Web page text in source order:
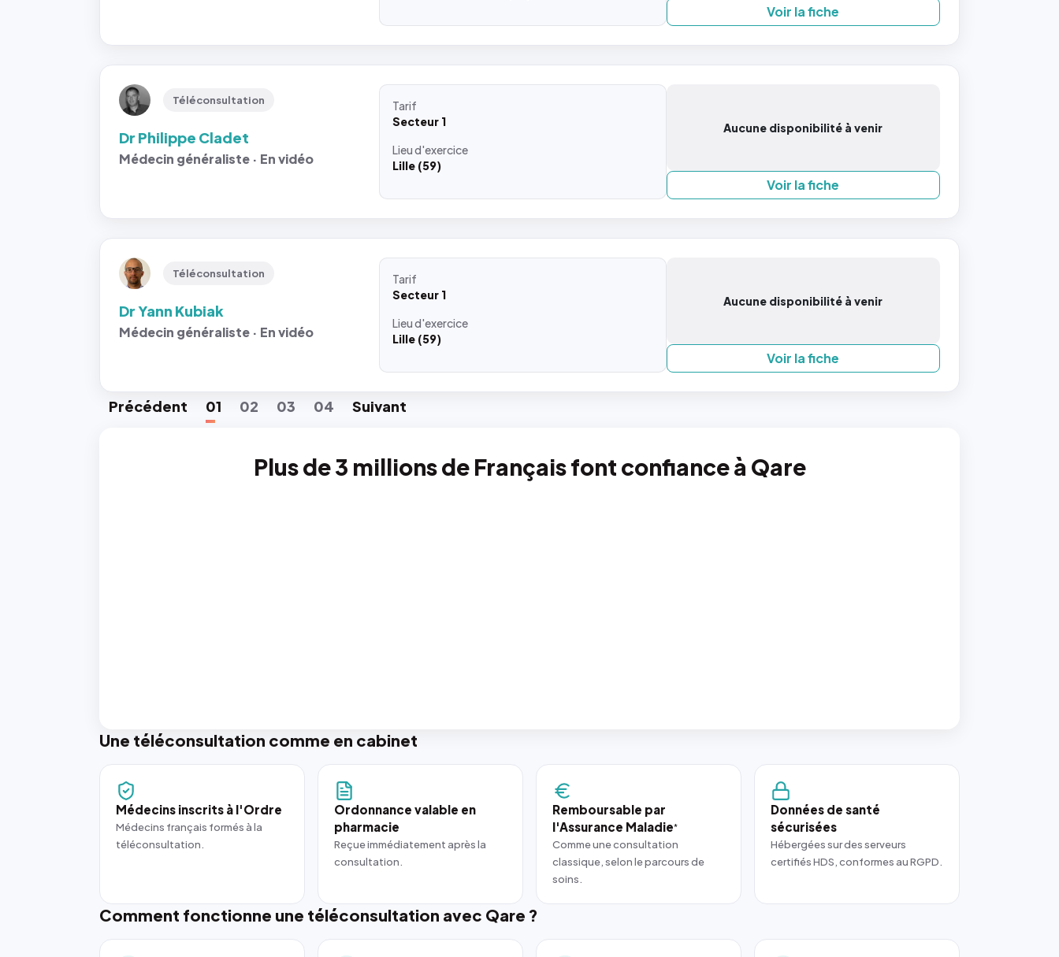
Voir la fiche
Téléconsultation
Dr Philippe Cladet
Médecin généraliste · En vidéo
Tarif
Secteur 1
Lieud'exercice
Lille (59)
Aucune disponibilité à venir
Voir la fiche
Téléconsultation
Dr Yann Kubiak
Médecin généraliste · En vidéo
Tarif
Secteur 1
Lieud'exercice
Lille (59)
Aucune disponibilité à venir
Voir la fiche
Précédent 01 02 03 04 Suivant
Plus de 3 millions de Français font confiance à Qare
Une téléconsultation comme en cabinet
Médecins inscrits à l'Ordre
Médecins français formés à la
téléconsultation.
Ordonnance valable en
pharmacie
Reçue immédiatement après la
consultation.
Remboursable par
l'Assurance Maladie*
Comme une consultation
classique, selon le parcours de
soins.
Données de santé
sécurisées
Hébergées sur des serveurs
certifiés HDS, conformes au RGPD.
Comment fonctionne une téléconsultation avec Qare ?